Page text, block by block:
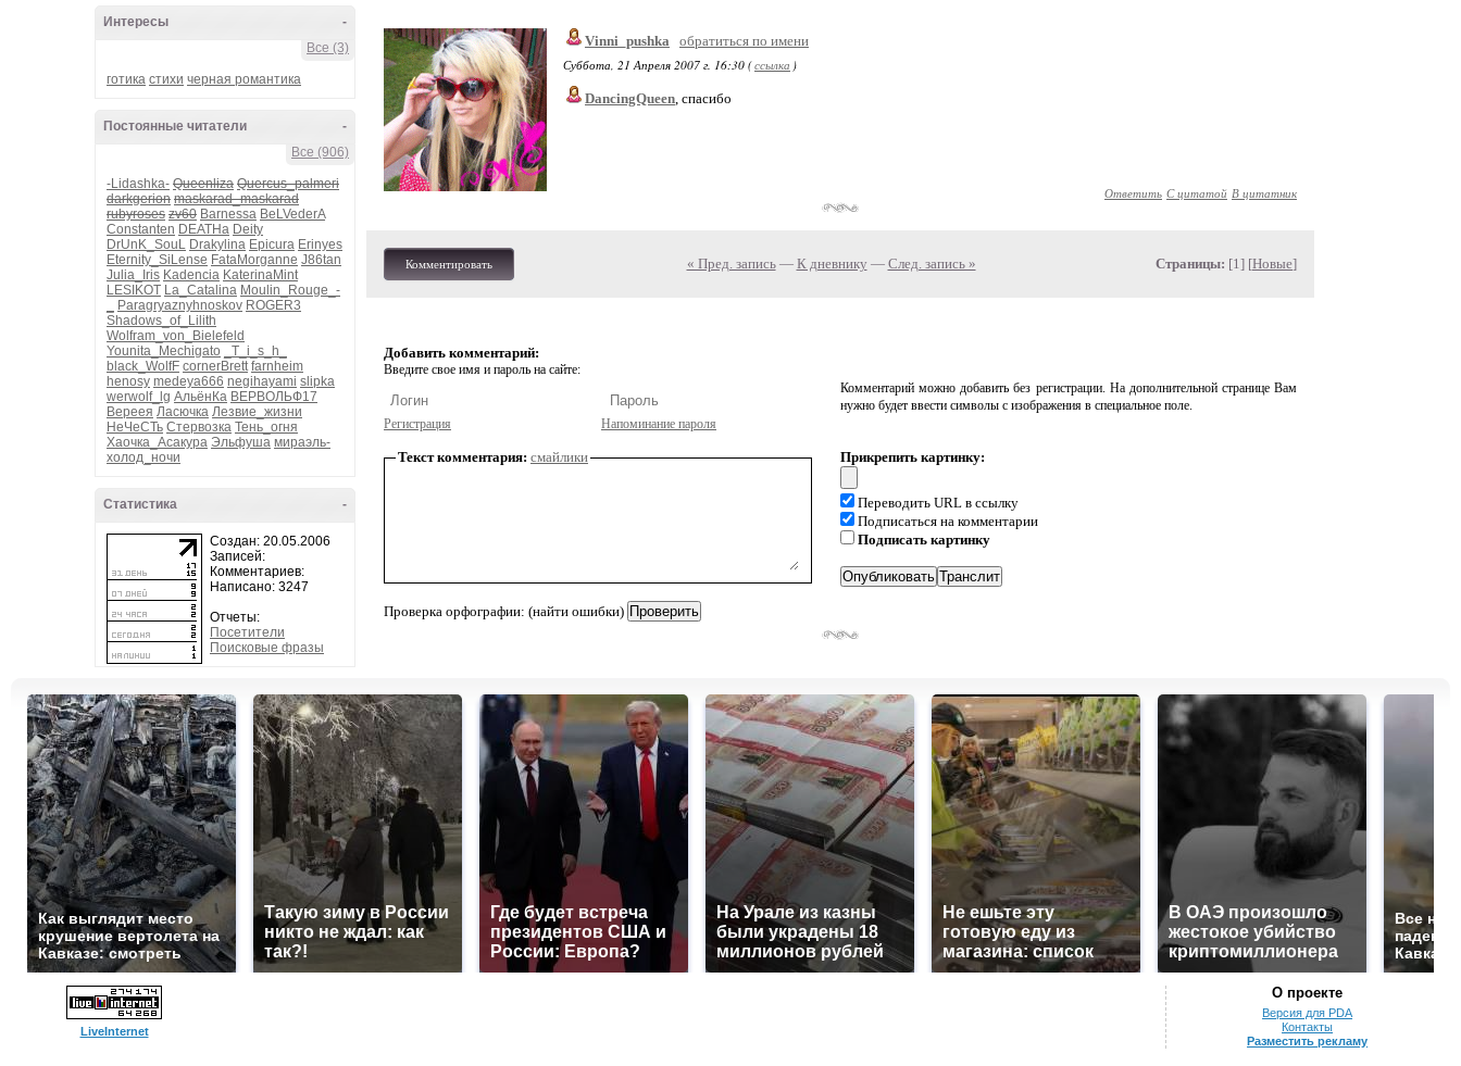
-
Интересы
Все (3)
готика стихи черная романтика
-
Постоянные читатели
Все (906)
-Lidashka- Queenliza Quercus_palmeri
darkgerion maskarad_maskarad
rubyroses zv60 Barnessa BeLVederA
Constanten DEATHa Deity
DrUnK_SouL Drakylina Epicura Erinyes
Eternity_SiLense FataMorganne J86tan
Julia_Iris Kadencia KaterinaMint
LESIKOT La_Catalina Moulin_Rouge_-
Paragryaznyhnoskov ROGER3
Shadows_of_Lilith
Wolfram_von_Bielefeld
Younita_Mechigato
_T_i_s_h_
black_WolfF cornerBrett farnheim
henosy medeya666 negihayami slipka
werwolf_lg АльёнКа ВЕРВОЛЬФ17
Вереея Ласючка Лезвие_жизни
НеЧеСТь Стервозка Тень_огня
Хаочка_Асакура Эльфуша мираэль-
холод_ночи
-
Статистика
Создан: 20.05.2006
Записей:
Комментариев:
Написано: 3247
Отчеты:
Посетители
Поисковые фразы
Vinni_pushka
обратиться по имени
Суббота, 21 Апреля 2007 г. 16:30 (ссылка )
DancingQueen, спасибо
Ответить С цитатой В цитатник
Комментировать « Пред. запись— К дневнику — След. запись » Страницы: [1] [Новые]
Добавить комментарий:
Введите свое имя и пароль на сайте:
Регистрация Напоминание пароля
Комментарий можно добавить без регистрации. На дополнительной странице Вам
нужно будет ввести символы с изображения в специальное поле.
Текст комментария: смайлики
Проверка орфографии: (найти ошибки)
Прикрепить картинку:
Переводить URL в ссылку
Подписаться на комментарии
Подписать картинку
Как выглядит место
крушение вертолета на
Кавказе: смотреть
Такую зиму в России
никто не ждал: как
так?!
Где будет встреча
президентов США и
России: Европа?
На Урале из казны
были украдены 18
миллионов рублей
Не ешьте эту
готовую еду из
магазина: список
В ОАЭ произошло
жестокое убийство
криптомиллионера
Все
LiveInternet
О проекте
Версия для PDA
Контакты
Разместить рекламу